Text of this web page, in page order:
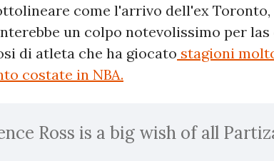
come l'arrivo dell'ex Toronto,
un colpo notevolissimo per
di atleta che ha giocato stagioni
costate in NBA.
Ross is a big wish of all